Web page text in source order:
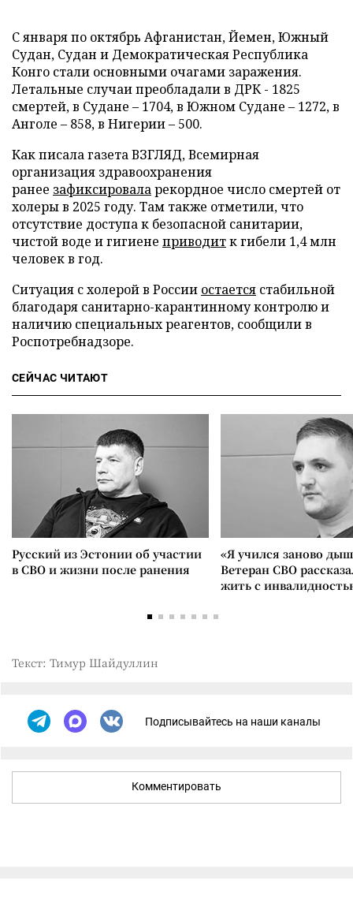
С января по октябрь Афганистан, Йемен, Южный
Судан, Судан и Демократическая Республика
Конго стали основными очагами заражения.
Летальные случаи преобладали в ДРК - 1825
смертей, в Судане – 1704, в Южном Судане – 1272, в
Анголе – 858, в Нигерии – 500.
Как писала газета ВЗГЛЯД, Всемирная
организация здравоохранения
ранее зафиксироваларекордное число смертей от
холеры в 2025 году. Там также отметили, что
отсутствие доступа к безопасной санитарии,
чистой воде и гигиене приводитк гибели 1,4 млн
человек в год.
Ситуация с холерой в России остается стабильной
благодаря санитарно-карантинному контролю и
наличию специальных реагентов, сообщили в
Роспотребнадзоре.
СЕЙЧАС ЧИТАЮТ
Русский из Эстонии об участии
в СВО и жизни после ранения
«Я учился заново
Ветеран СВО
жить с
Текст: Тимур Шайдуллин
Подписывайтесь на наши каналы
Комментировать